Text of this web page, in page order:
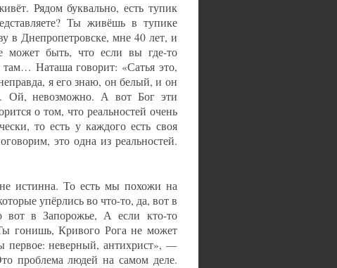
Рядом буквально, есть тупик
Ты живёшь в тупике
в Днепропетровске, мне 40 лет, и
быть, что если вы где-то
там… Наташа говорит: «Сатья это,
я его знаю, он белый, и он
Ой, невозможно. А вот Бог эти
о том, что реальностей очень
то есть у каждого есть своя
это одна из реальностей.
истинна. То есть мы похожи на
упёрлись во что-то, да, вот в
вот в Запорожье, А если кто-то
гонишь, Кривого Рога не может
первое: неверный, антихрист», —
проблема людей на самом деле.